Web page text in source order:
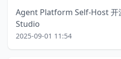
Agent Platform Self-Host 开
Studio
2025-09-01 11:54